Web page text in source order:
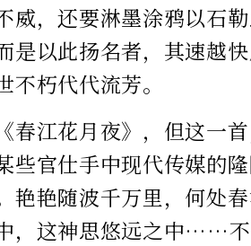
威，还要淋墨涂鸦以石
是以此扬名者，其速越
朽代代流芳。
春江花月夜》，但这一
些官仕手中现代传媒的
艳艳随波千万里，何处
，这神思悠远之中……